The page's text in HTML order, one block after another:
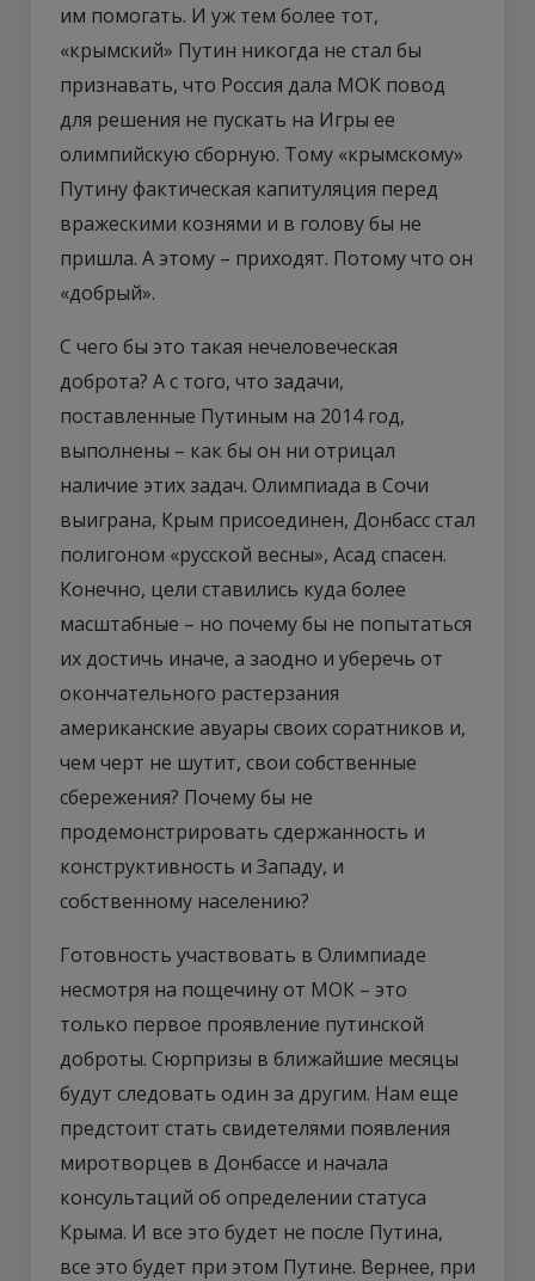
им помогать. И уж тем более тот,
«крымский» Путин никогда не стал бы
признавать, что Россия дала МОК повод
для решения не пускать на Игры ее
олимпийскую сборную. Тому «крымскому»
Путину фактическая капитуляция перед
вражескими кознями и в голову бы не
пришла. А этому – приходят. Потому что он
«добрый».
С чего бы это такая нечеловеческая
доброта? А с того, что задачи,
поставленные Путиным на 2014 год,
выполнены – как бы он ни отрицал
наличие этих задач. Олимпиада в Сочи
выиграна, Крым присоединен, Донбасс стал
полигоном «русской весны», Асад спасен.
Конечно, цели ставились куда более
масштабные – но почему бы не попытаться
их достичь иначе, а заодно и уберечь от
окончательного растерзания
американские авуары своих соратников и,
чем черт не шутит, свои собственные
сбережения? Почему бы не
продемонстрировать сдержанность и
конструктивность и Западу, и
собственному населению?
Готовность участвовать в Олимпиаде
несмотря на пощечину от МОК – это
только первое проявление путинской
доброты. Сюрпризы в ближайшие месяцы
будут следовать один за другим. Нам еще
предстоит стать свидетелями появления
миротворцев в Донбассе и начала
консультаций об определении статуса
Крыма. И все это будет не после Путина,
все это будет при этом Путине. Вернее, при